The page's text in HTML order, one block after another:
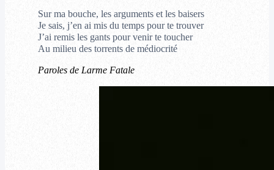
Sur ma bouche, les arguments et les baisers
Je sais, j’en ai mis du temps pour te trouver
J’ai remis les gants pour venir te toucher
Au milieu des torrents de médiocrité
Paroles de Larme Fatale